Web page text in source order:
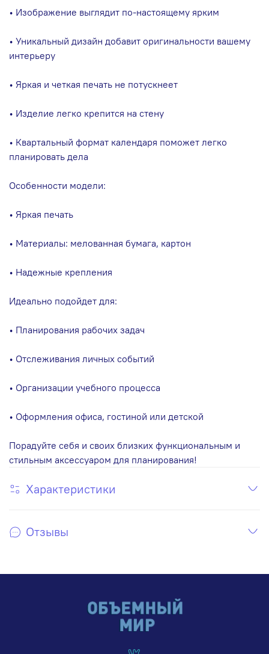
• Изображение выглядит по-настоящему ярким
• Уникальный дизайн добавит оригинальности вашему
интерьеру
• Яркая и четкая печать не потускнеет
• Изделие легко крепится на стену
• Квартальный формат календаря поможет легко
планировать дела
Особенности модели:
• Яркая печать
• Материалы: мелованная бумага, картон
• Надежные крепления
Идеально подойдет для:
• Планирования рабочих задач
• Отслеживания личных событий
• Организации учебного процесса
• Оформления офиса, гостиной или детской
Порадуйте себя и своих близких функциональным и
стильным аксессуаром для планирования!
Характеристики
Отзывы